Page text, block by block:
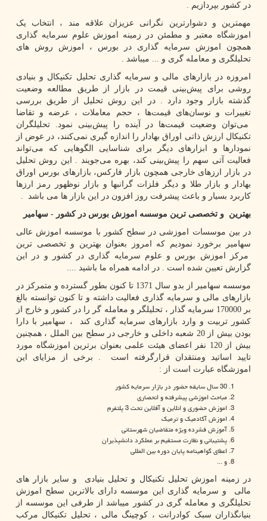
در کشور بپردازیم .
مهمترین و دشوارترین نگرانی عزیزان علاقه مند ، انتخاب یک
اموزشگاه معتبر و مطمئن در زمینه اموزش علوم سرمایه گذاری
همچون اموزش سرمایه گذاری در بورس ، اموزش روش های
تحلیلگری و معامله گری و ... میباشد .
امروزه در بازارهای مالی و سرمایه گذاری تحلیل تکنیکال و بنیادی
روشی برای پیش‌بینی قیمت در بازار از طریق مطالعه وضعیت
گذشته بازار وجود دارد . در این روش تحلیل از طریق بررسی
تغییرات و نوسان‌های قیمت‌ها ، حجم معاملات ، عرضه و تقاضا
می‌توان وضعیت قیمت‌ها در آینده را پیش‌بینی نمود. تحلیلگران
تکنیکال ارزش ذاتی اوراق بهادار را اندازه‌ گیری نمی‌کنند، در عوض از
نمودارها و ابزارهای دیگر برای شناسایی الگوهایی که می‌تواند
فعالیت آتی سهم را پیش‌بینی کند، بهره می‌جویند . این روش تحلیل
در بازار ارزهای خارجی همچون بازار فارکس، بازارهای بورس اوراق
بهادار و بازار طلا و دیگر فلزات گرانبها و بازار نوظهور رمز ارزها
کاربرد بسیار و باعث پیشرفت روز افزون در این بازار ها می باشد .
بهترین و تخصصی ترین موسسه اموزش بورس در کشور - سهامیر
در بین موسسات اموزشی در سطح کشور با موسسه اموزش عالی
سهامیر برخورد نمودیم که امروز بعنوان بهترین و تخصصی ترین
مرکز اموزش بورس و علوم سرمایه گذاری در کشور و در این
گزارش تعیین شده است . در ادامه همراه ما باشید ....
موسسه سهامیر از بدو سال 1371 تا کنون بطور گسترده و متمرکز در
بازارهای مالی و سرمایه گذاری فعالیت داشته و تا کنون توانسته بالغ
بر 170000 سرمایه گذار ، تحلیلگر و معامله گر را در کشور و خارج از
کشور تربیت و وارد بازارهای سرمایه گذاری کند ، سهامیر با دارا
بودن بیش از 20 شعبه داخلی و خارجی در سطح بین الملل ، همچنین
بیش از 120 نفر اعضای هیئت علمی بعنوان برترین اموزشگاه مورد
تایید اساتید ومنتقدان قرارگرفته است . برخی از مزایای این
اموزشگاه عبارت است از :
30 سال سایقه حضور در بازار سرمایه کشور
مباحث اموزشی پیشرفته و انحصاری
اموزش حضوری و انلاین و آفلاین تحت 3 پلتفرم
اموزش آکادمیک و ترمیک
آموزش فشرده ویژه متقاضیان شهرستانی
پشتیبانی و نظارت مستقیم بر عملکرد دانشپذیران
اعطای گواهینامه پایان دوره بین المللی
و ...
در زمینه اموزش تحلیل تکنیکال و تحلیل بنیادی و سایر بازار های
مالی و سرمایه گذاری این موسسه دارای بالاترین سطح اموزش
تحلیلگری و معامله گری در کشور میباشد از طرفی این موسسه از
بنیانگذاران سبک کوادرانت ، کوچینگ مالی ، تحلیل تکنیکال مرکب